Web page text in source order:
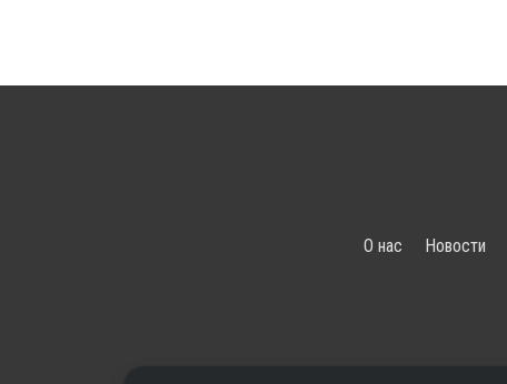
О нас Новости